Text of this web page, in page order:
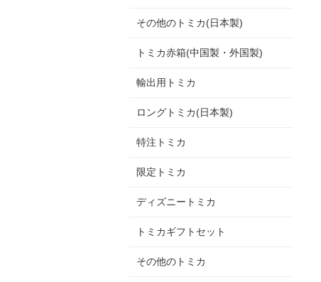
その他のトミカ(日本製)
トミカ赤箱(中国製・外国製)
輸出用トミカ
ロングトミカ(日本製)
特注トミカ
限定トミカ
ディズニートミカ
トミカギフトセット
その他のトミカ